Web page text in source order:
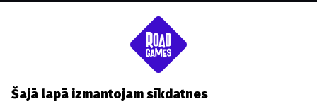
Šajā lapā izmantojam sīkdatnes